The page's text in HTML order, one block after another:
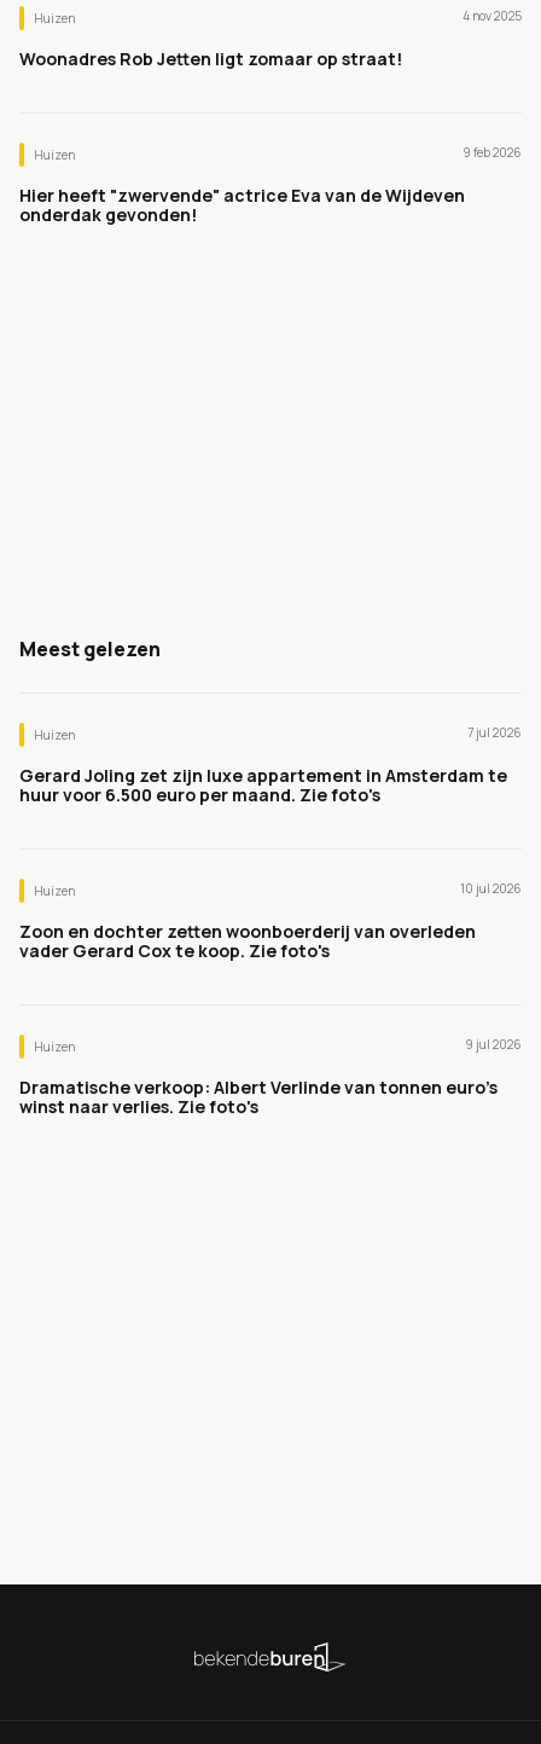
Huizen 4 nov 2025
Woonadres Rob Jetten ligt zomaar op straat!
Huizen 9 feb 2026
Hier heeft "zwervende" actrice Eva van de Wijdeven
onderdak gevonden!
Meest gelezen
Huizen 7 jul 2026
Gerard Joling zet zijn luxe appartement in Amsterdam te
huur voor 6.500 euro per maand. Zie foto's
Huizen 10 jul 2026
Zoon en dochter zetten woonboerderij van overleden
vader Gerard Cox te koop. Zie foto's
Huizen 9 jul 2026
Dramatische verkoop: Albert Verlinde van tonnen euro's
winst naar verlies. Zie foto's